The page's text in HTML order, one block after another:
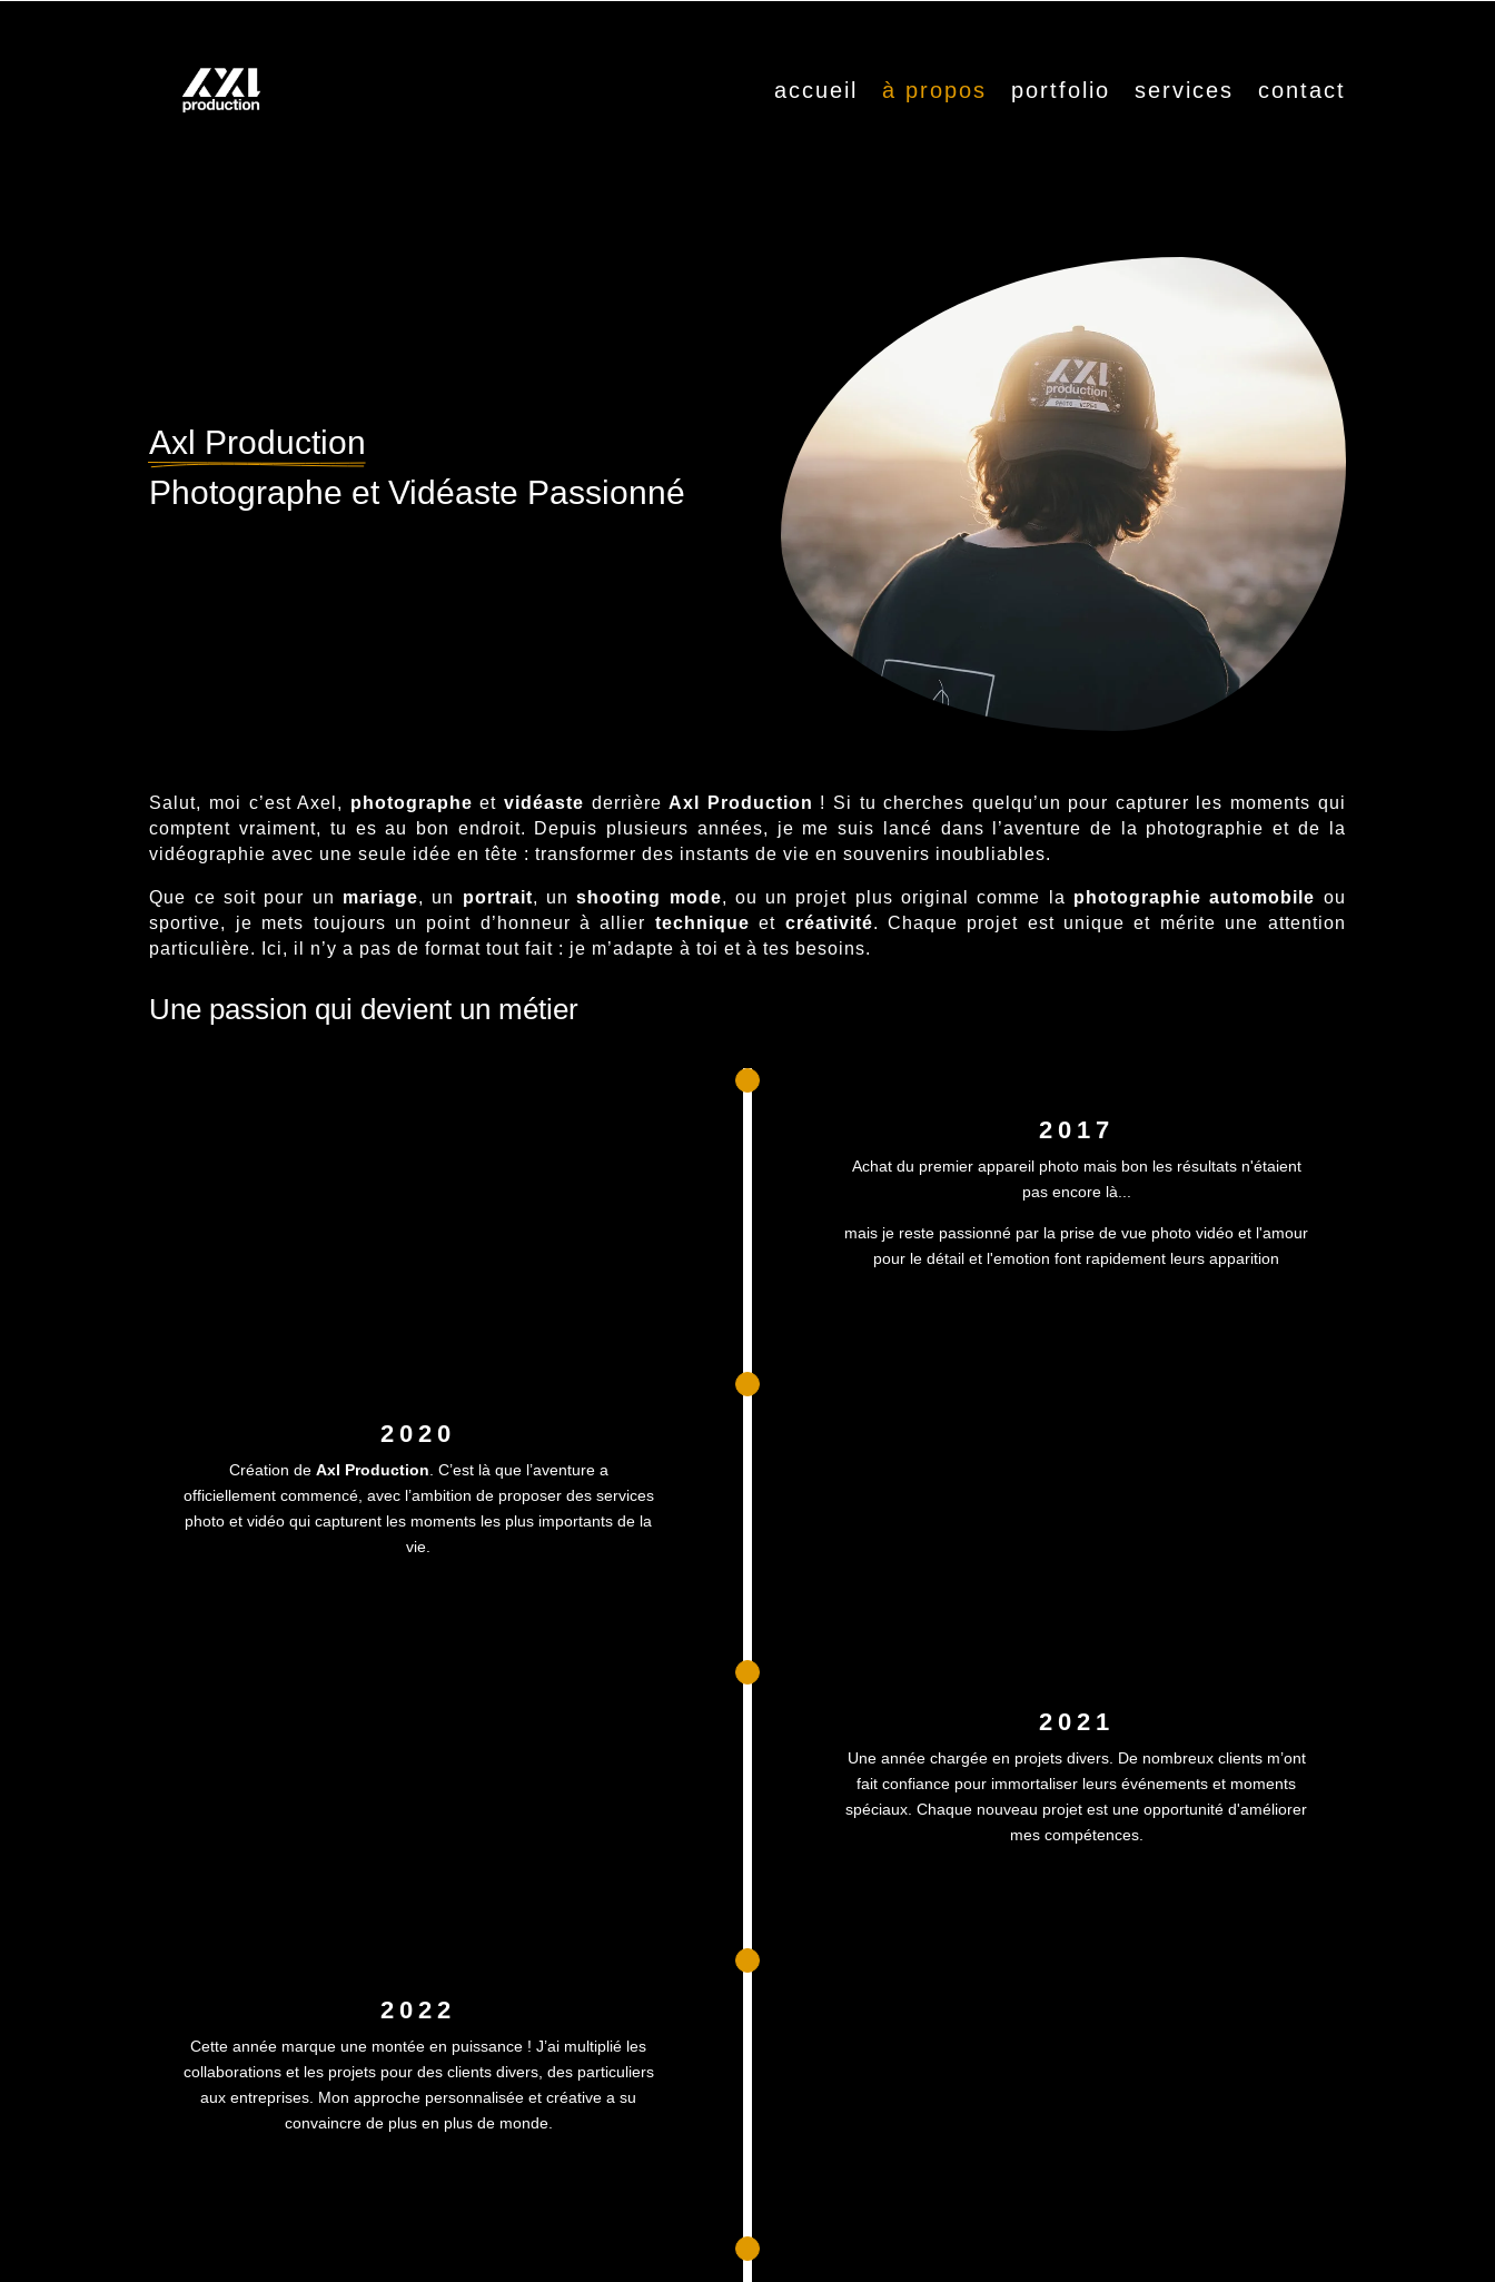
accueil à propos portfolio services contact
Axl Production
Photographe et Vidéaste Passionné
Salut, moi c’est Axel, photographe et vidéaste derrièreAxl Production ! Si tu cherches quelqu’un pour capturer les moments qui
comptent vraiment, tu es au bon endroit. Depuis plusieurs années, je me suis lancé dans l’aventure de la photographie et de la
vidéographie avec une seule idée en tête : transformer des instants de vie en souvenirs inoubliables.
Que ce soit pour un mariage, un portrait, unshooting mode, ou un projet plus original comme la photographie automobile ou
sportive, je mets toujours un point d’honneur à allier technique et créativité. Chaque projet est unique et mérite une attention
particulière. Ici, il n’y a pas de format tout fait : je m’adapte à toi et à tes besoins.
Une passion qui devient un métier
2017
Achat du premier appareil photo mais bon les résultats n'étaient
pas encore là...
mais je reste passionné par la prise de vue photo vidéo et l'amour
pour le détail et l'emotion font rapidement leurs apparition
2020
Création de Axl Production . C’est là que l’aventure a
officiellement commencé, avec l’ambition de proposer des services
photo et vidéo qui capturent les moments les plus importants de la
vie.
2021
Une année chargée en projets divers. De nombreux clients m’ont
fait confiance pour immortaliser leurs événements et moments
spéciaux. Chaque nouveau projet est une opportunité d'améliorer
mes compétences.
2022
Cette année marque une montée en puissance ! J’ai multiplié les
collaborations et les projets pour des clients divers, des particuliers
aux entreprises. Mon approche personnalisée et créative a su
convaincre de plus en plus de monde.